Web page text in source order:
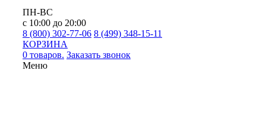
ПН-ВС
с 10:00 до 20:00
8 (800) 302-77-06 8 (499) 348-15-11
КОРЗИНА
0 товаров. Заказать звонок
Меню